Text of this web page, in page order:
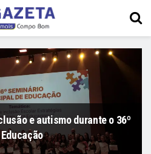
e autismo durante o 36º